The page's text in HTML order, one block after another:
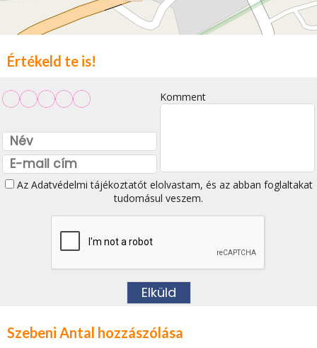
Értékeld te is!
Komment
Az Adatvédelmi tájékoztatótelolvastam, és az abban foglaltakat
tudomásul veszem.
Szebeni Antal hozzászólása